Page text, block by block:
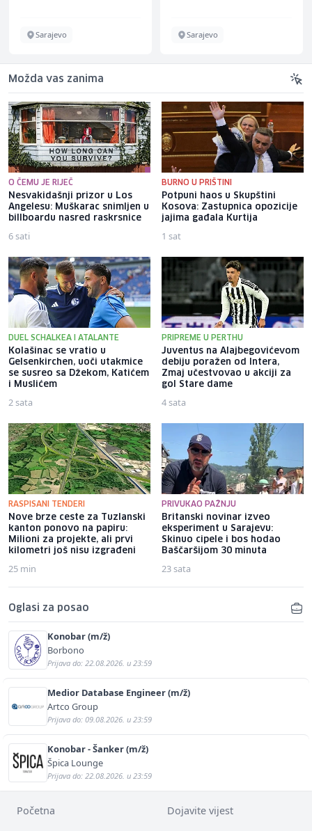
Sarajevo Sarajevo
Možda vas zanima
O ČEMU JE RIJEČ
Nesvakidašnji prizor u Los
Angelesu: Muškarac snimljen u
billboardu nasred raskrsnice
6 sati
BURNO U PRIŠTINI
Potpuni haos u Skupštini
Kosova: Zastupnica opozicije
jajima gađala Kurtija
1 sat
DUEL SCHALKEA I ATALANTE
Kolašinac se vratio u
Gelsenkirchen, uoči utakmice
se susreo sa Džekom, Katićem
i Muslićem
2 sata
PRIPREME U PERTHU
Juventus na Alajbegovićevom
debiju poražen od Intera,
Zmaj učestvovao u akciji za
gol Stare dame
4 sata
RASPISANI TENDERI
Nove brze ceste za Tuzlanski
kanton ponovo na papiru:
Milioni za projekte, ali prvi
kilometri još nisu izgrađeni
25 min
PRIVUKAO PAŽNJU
Britanski novinar izveo
eksperiment u Sarajevu:
Skinuo cipele i bos hodao
Baščaršijom 30 minuta
23 sata
Oglasi za posao
Konobar (m/ž)
Borbono
Prijava do: 22.08.2026. u 23:59
Medior Database Engineer (m/ž)
Artco Group
Prijava do: 09.08.2026. u 23:59
Konobar - Šanker (m/ž)
Špica Lounge
Prijava do: 22.08.2026. u 23:59
Početna Dojavite vijest